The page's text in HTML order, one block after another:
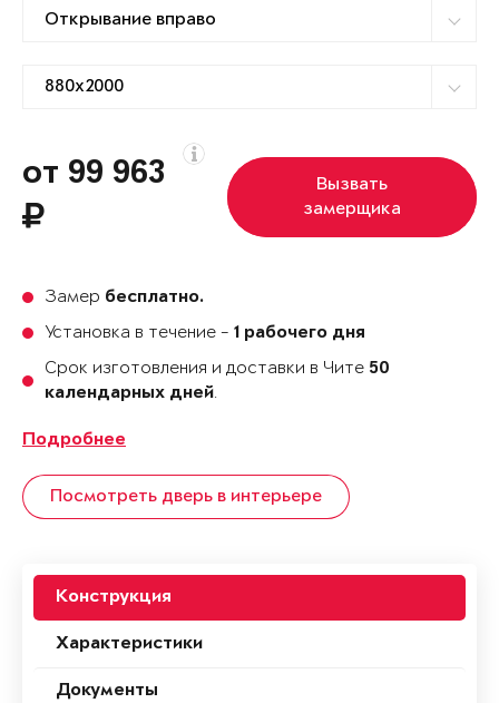
от 99 963
Вызвать
замерщика
Замер бесплатно.
Установка в течение - 1 рабочего дня
Срок изготовления и доставки в Чите 50
календарных дней.
Подробнее
Посмотреть дверь в интерьере
Конструкция
Характеристики
Документы